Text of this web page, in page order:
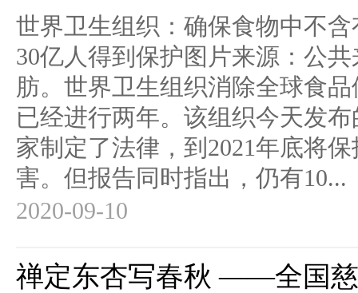
世界卫生组织：确保食物中不
30亿人得到保护图片来源：公
肪。世界卫生组织消除全球食
已经进行两年。该组织今天发
家制定了法律，到2021年底将
害。但报告同时指出，仍有10...
2020-09-10
禅定东杏写春秋 ——全国